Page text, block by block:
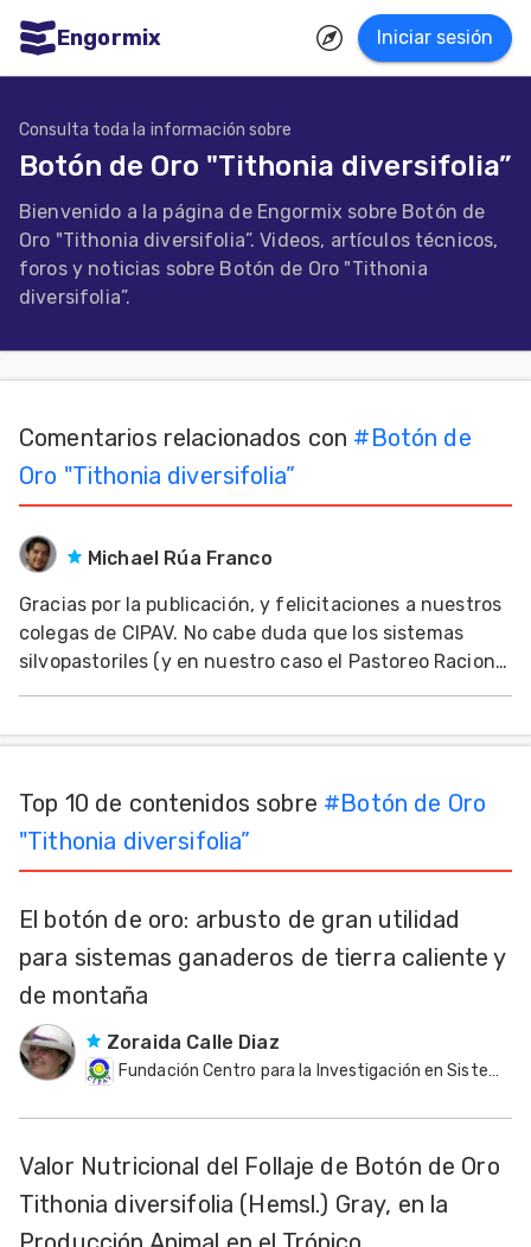
Engormix Iniciar sesión
Agricultura
Balanceados
Piensos
Avicultura
Lechería
Micotoxinas
Mascotas
Consulta toda la información sobre
Botón de Oro "Tithonia diversifolia”
Bienvenido a la página de Engormix sobre Botón de
Oro "Tithonia diversifolia”. Videos, artículos técnicos,
foros y noticias sobre Botón de Oro "Tithonia
diversifolia”.
Comentarios relacionados con #Botón de
Oro "Tithonia diversifolia”
Michael Rúa Franco
Gracias por la publicación, y felicitaciones a nuestros
colegas de CIPAV. No cabe duda que los sistemas
silvopastoriles (y en nuestro caso el Pastoreo Racional
Voisin (PRV) Silvopastoril) son la ruta más segura para
a futuro, no solo en Colombia
Top 10 de contenidos sobre #Botón de Oro
"Tithonia diversifolia”
El botón de oro: arbusto de gran utilidad
para sistemas ganaderos de tierra caliente y
de montaña
Zoraida Calle Diaz
Fundación Centro para la Investigación en Sistemas Sostenibles de Producción Agropecuaria - CIPAV
Valor Nutricional del Follaje de Botón de Oro
Tithonia diversifolia (Hemsl.) Gray, en la